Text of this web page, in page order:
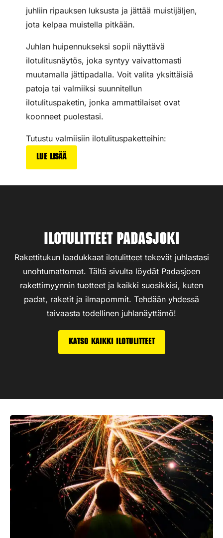
juhliin ripauksen luksusta ja jättää muistijäljen,
jota kelpaa muistella pitkään.
Juhlan huipennukseksi sopii näyttävä
ilotulitusnäytös, joka syntyy vaivattomasti
muutamalla jättipadalla. Voit valita yksittäisiä
patoja tai valmiiksi suunnitellun
ilotulituspaketin, jonka ammattilaiset ovat
koonneet puolestasi.
Tutustu valmiisiin ilotulituspaketteihin:
Lue lisää
Ilotulitteet Padasjoki
Rakettitukun laadukkaat ilotulitteettekevät juhlastasi
unohtumattomat. Tältä sivulta löydät Padasjoen
rakettimyynnin tuotteet ja kaikki suosikkisi, kuten
padat, raketit ja ilmapommit. Tehdään yhdessä
taivaasta todellinen juhlanäyttämö!
Katso kaikki ilotulitteet